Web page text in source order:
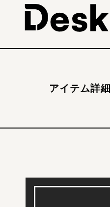
アイテム詳細